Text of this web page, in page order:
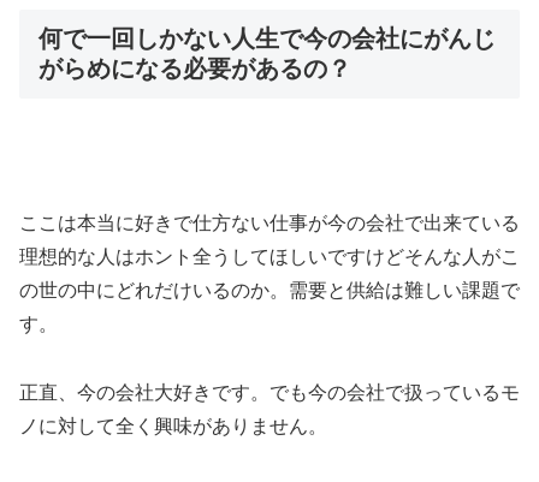
何で一回しかない人生で今の会社にがんじ
がらめになる必要があるの？
ここは本当に好きで仕方ない仕事が今の会社で出来ている
理想的な人はホント全うしてほしいですけどそんな人がこ
の世の中にどれだけいるのか。需要と供給は難しい課題で
す。
正直、今の会社大好きです。でも今の会社で扱っているモ
ノに対して全く興味がありません。